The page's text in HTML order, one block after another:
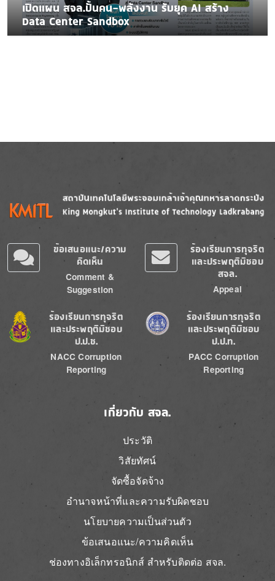
เปิดแผน สจล.ปั้นคน-พลังงาน รับยุค AI สร้าง
Data Center Sandbox
Image
ข้อเสนอแนะ/ความ
คิดเห็น
Comment &
Suggestion
ร้องเรียนการทุจริต
และประพฤติมิชอบ
สจล.
Appeal
Image
ร้องเรียนการทุจริต
และประพฤติมิชอบ
ป.ป.ช.
NACC Corruption
Reporting
Image
ร้องเรียนการทุจริต
และประพฤติมิชอบ
ป.ป.ท.
PACC Corruption
Reporting
เกี่ยวกับ สจล.
ประวัติ
วิสัยทัศน์
จัดซื้อจัดจ้าง
อำนาจหน้าที่และความรับผิดชอบ
นโยบายความเป็นส่วนตัว
ข้อเสนอแนะ/ความคิดเห็น
ช่องทางอิเล็กทรอนิกส์ สำหรับติดต่อ สจล.